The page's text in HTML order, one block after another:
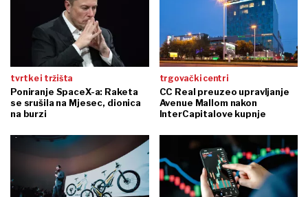
tvrtke i tržišta
Poniranje SpaceX-a: Raketa
se srušila na Mjesec, dionica
na burzi
trgovački centri
CC Real preuzeo upravljanje
Avenue Mallom nakon
InterCapitalove kupnje